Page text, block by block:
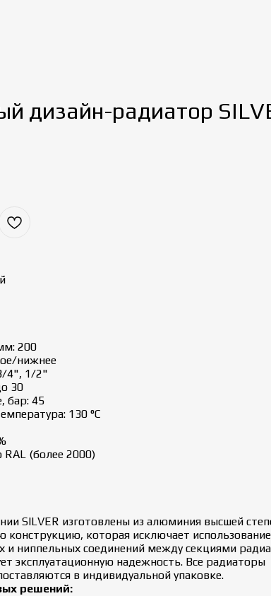
дизайн-радиатор
200
нижнее
4", 1/2"
30
бар: 45
130 °C
(более 2000)
SILVER изготовлены из алюминия высшей
которая исключает
и ниппельных соединений между секциями
эксплуатационную надежность. Все радиаторы
в индивидуальной упаковке.
решений: